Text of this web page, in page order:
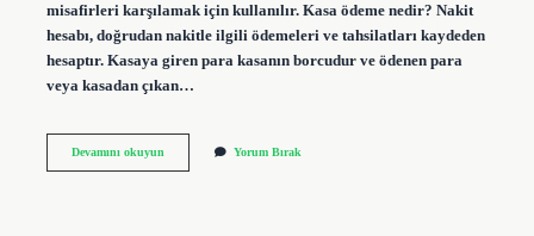
misafirleri karşılamak için kullanılır. Kasa ödeme nedir? Nakit
hesabı, doğrudan nakitle ilgili ödemeleri ve tahsilatları kaydeden
hesaptır. Kasaya giren para kasanın borcudur ve ödenen para
veya kasadan çıkan…
Devamını okuyunKasa
Yorum Bırak